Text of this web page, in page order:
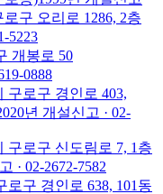
구 오리로 1286, 2층
5223
개봉로 50
0888
구로구 경인로 403,
년 개설신고 · 02-
구로구 신도림로 7, 1층
· 02-2672-7582
로구 경인로 638, 101동